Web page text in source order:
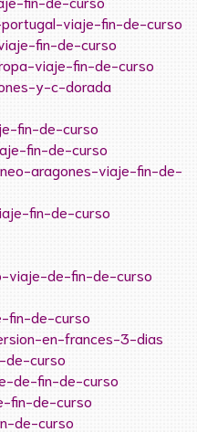
viaje-fin-de-curso
fin-de-curso
viaje-fin-de-curso
y-c-dorada
fin-de-curso
fin-de-curso
aragones-viaje-fin-de-
fin-de-curso
viaje-de-fin-de-curso
fin-de-curso
en-frances-3-dias
de-curso
de-fin-de-curso
fin-de-curso
de-curso